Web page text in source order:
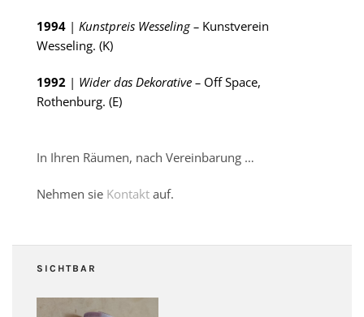
1994 | Kunstpreis Wesseling – Kunstverein
Wesseling. (K)
1992 | Wider das Dekorative – Off Space,
Rothenburg. (E)
In Ihren Räumen, nach Vereinbarung …
Nehmen sie Kontakt auf.
SICHTBAR